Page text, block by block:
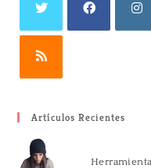
Artículos Recientes